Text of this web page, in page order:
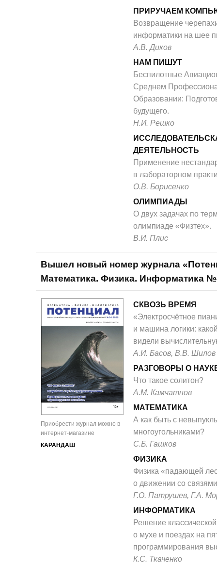
ПРИРУЧАЕМ
Возвращение
информатики на шее
А.В. Диков
НАМ ПИШУТ
Беспилотные
Среднем
Образовании:
будущего.
Н.И. Решко
ДЕЯТЕЛЬНОСТЬ
Применение
в лабораторном
О.В. Борисенко
ОЛИМПИАДЫ
О двух задачах по
олимпиаде «Физтех».
В.И. Плис
Вышел новый номер журнала
Математика. Физика. Информатика
Приобрести журнал можно в
интернет-магазине
КАРАНДАШ
СКВОЗЬ ВРЕМЯ
«Электросчётное
и машина логики:
видели
А.И. Басов, В.В. Шилов
РАЗГОВОРЫ О
Что такое солитон?
А.М. Камчатнов
МАТЕМАТИКА
А как быть с
многоугольниками?
С.Б. Гашков
ФИЗИКА
Физика «падающей
о движении со
Г.О. Патрушев, Г.А.
ИНФОРМАТИКА
Решение
о мухе и поездах на
программирования
К.С. Ткаченко